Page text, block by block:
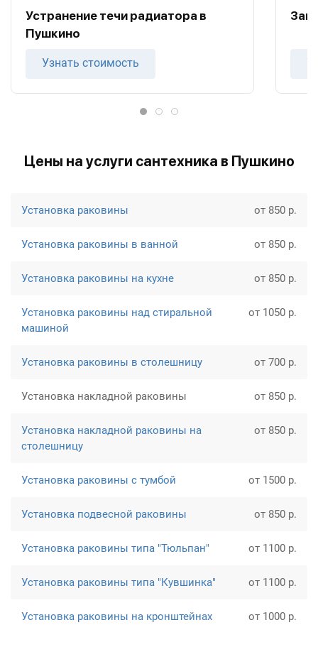
Устранение течи радиатора в
Пушкино
Узнать стоимость
Цены на услуги сантехника в Пушкино
Установка раковины от 850 р.
Установка раковины в ванной от 850 р.
Установка раковины на кухне от 850 р.
Установка раковины над стиральной
машиной
от 1050 р.
Установка раковины в столешницу от 700 р.
Установка накладной раковины от 850 р.
Установка накладной раковины на
столешницу
от 850 р.
Установка раковины с тумбой от 1500 р.
Установка подвесной раковины от 850 р.
Установка раковины типа "Тюльпан" от 1100 р.
Установка раковины типа "Кувшинка" от 1100 р.
Установка раковины на кронштейнах от 1000 р.